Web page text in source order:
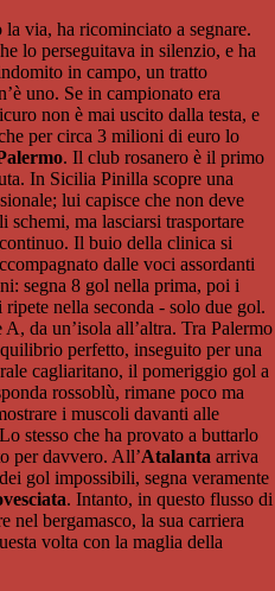
via, ha ricominciato a segnare.
lo perseguitava in silenzio, e ha
in campo, un tratto
uno. Se in campionato era
non è mai uscito dalla testa, e
per circa 3 milioni di euro lo
. Il club rosanero è il primo
In Sicilia Pinilla scopre una
lui capisce che non deve
schemi, ma lasciarsi trasportare
Il buio della clinica si
dalle voci assordanti
segna 8 gol nella prima, poi i
nella seconda - solo due gol.
da un’isola all’altra. Tra Palermo
perfetto, inseguito per una
cagliaritano, il pomeriggio gol a
rossoblù, rimane poco ma
i muscoli davanti alle
stesso che ha provato a buttarlo
per davvero. All’Atalanta arriva
gol impossibili, segna veramente
. Intanto, in questo flusso di
bergamasco, la sua carriera
volta con la maglia della